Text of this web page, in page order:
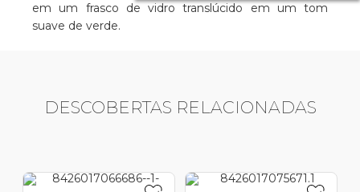
em um frasco de vidro translúcido em um tom
suave de verde.
DESCOBERTAS RELACIONADAS